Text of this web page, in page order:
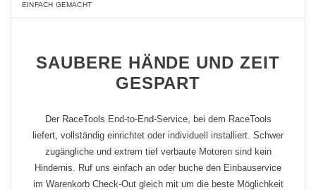
EINFACH GEMACHT
SAUBERE HÄNDE UND ZEIT
GESPART
Der RaceTools End-to-End-Service, bei dem RaceTools
liefert, vollständig einrichtet oder individuell installiert. Schwer
zugängliche und extrem tief verbaute Motoren sind kein
Hindernis. Ruf uns einfach an oder buche den Einbauservice
im Warenkorb Check-Out gleich mit um die beste Möglichkeit